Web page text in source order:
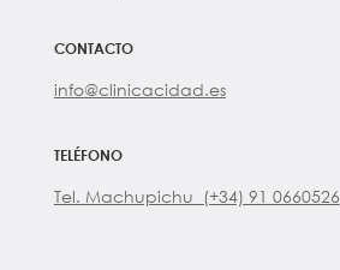
CONTACTO
info@clinicacidad.es
TELÉFONO
Tel. Machupichu (+34) 91 0660526